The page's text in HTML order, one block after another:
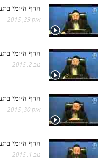
הדף היומי
אוק 29, 2015
הדף היומי
נוב 2, 2015
הדף היומי
אוק 30, 2015
הדף היומי
נוב 1, 2015